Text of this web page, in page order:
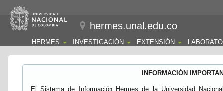
hermes.unal.edu.co
HERMES INVESTIGACIÓN EXTENSIÓN
INFORMACIÓN
El Sistema de Información Hermes de la Universidad